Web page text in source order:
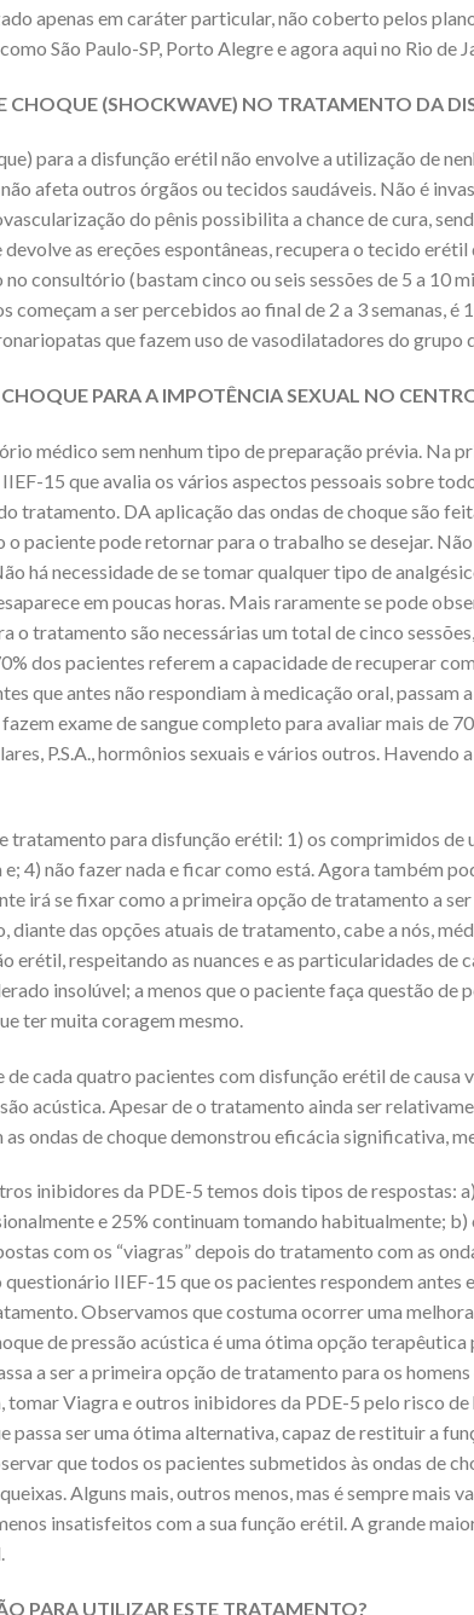
apenas em caráter particular, não coberto pelos
São Paulo-SP, Porto Alegre e agora aqui no Rio de
CHOQUE (SHOCKWAVE) NO TRATAMENTO DA
para a disfunção erétil não envolve a utilização de
afeta outros órgãos ou tecidos saudáveis. Não é
do pênis possibilita a chance de cura,
as ereções espontâneas, recupera o tecido
consultório (bastam cinco ou seis sessões de 5 a 10
a ser percebidos ao final de 2 a 3 semanas,
que fazem uso de vasodilatadores do grupo
PARA A IMPOTÊNCIA SEXUAL NO
médico sem nenhum tipo de preparação prévia. Na
15 que avalia os vários aspectos pessoais sobre
tratamento. DA aplicação das ondas de choque são
o paciente pode retornar para o trabalho se desejar.
há necessidade de se tomar qualquer tipo de
em poucas horas. Mais raramente se pode
o tratamento são necessárias um total de cinco
dos pacientes referem a capacidade de recuperar
que antes não respondiam à medicação oral, passam
exame de sangue completo para avaliar mais de
P.S.A., hormônios sexuais e vários outros. Havendo
tratamento para disfunção erétil: 1) os comprimidos
4) não fazer nada e ficar como está. Agora também
irá se fixar como a primeira opção de tratamento a
das opções atuais de tratamento, cabe a nós,
erétil, respeitando as nuances e as particularidades de
insolúvel; a menos que o paciente faça questão de
ter muita coragem mesmo.
cada quatro pacientes com disfunção erétil de
acústica. Apesar de o tratamento ainda ser
ondas de choque demonstrou eficácia significativa,
inibidores da PDE-5 temos dois tipos de respostas:
e 25% continuam tomando habitualmente;
com os “viagras” depois do tratamento com as
IIEF-15 que os pacientes respondem antes
Observamos que costuma ocorrer uma
de pressão acústica é uma ótima opção
a ser a primeira opção de tratamento para os
tomar Viagra e outros inibidores da PDE-5 pelo risco
passa ser uma ótima alternativa, capaz de restituir a
que todos os pacientes submetidos às ondas de
Alguns mais, outros menos, mas é sempre mais
insatisfeitos com a sua função erétil. A grande
PARA UTILIZAR ESTE TRATAMENTO?